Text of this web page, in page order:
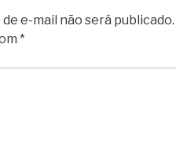
e-mail não será publicado.
*